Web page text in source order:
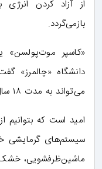
از آزاد کردن
بازمی‌گردد.
«کاسپر موت‌پولسن»
دانشگاه «چالمرز»
می‌تواند به مدت ۱۸ سال ذخیره شود.
امید است که بتوانیم
سیستم‌های گرمایشی
ماشین‌ظرفشویی، خشک